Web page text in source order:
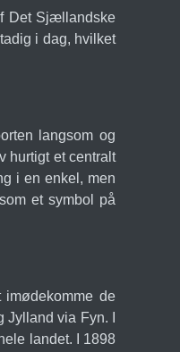
Det Sjællandske
i dag, hvilket
langsom og
hurtigt et centralt
i en enkel, men
et symbol på
imødekomme de
via Fyn. I
landet. I 1898